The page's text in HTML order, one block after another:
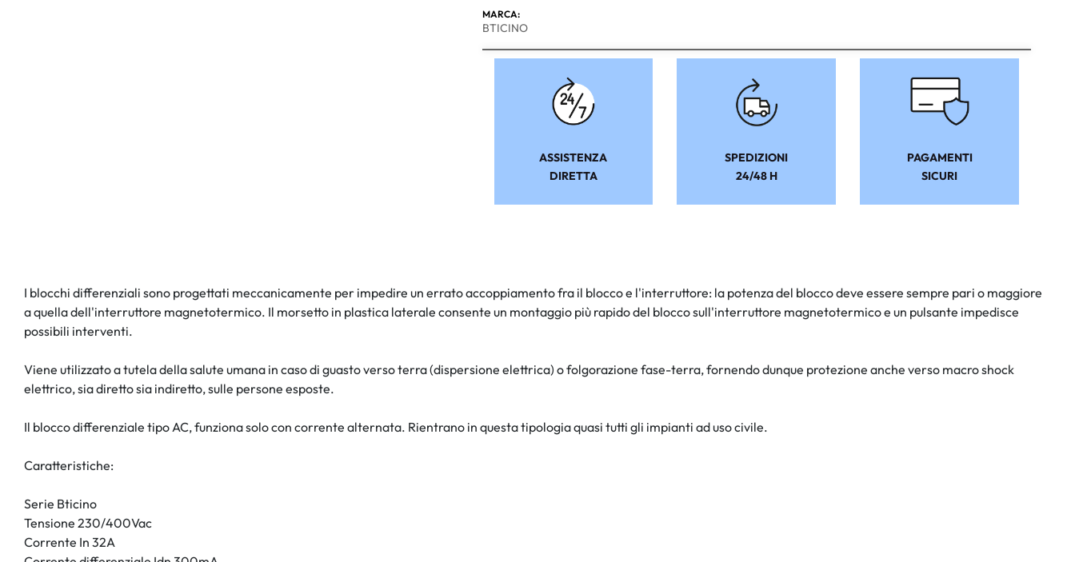
MARCA:
BTICINO
ASSISTENZA
DIRETTA
SPEDIZIONI
24/48 H
PAGAMENTI
SICURI
I blocchi differenziali sono progettati meccanicamente per impedire un errato accoppiamento fra il blocco e l'interruttore: la potenza del blocco deve essere sempre pari o maggiore
a quella dell'interruttore magnetotermico. Il morsetto in plastica laterale consente un montaggio più rapido del blocco sull'interruttore magnetotermico e un pulsante impedisce
possibili interventi.
Viene utilizzato a tutela della salute umana in caso di guasto verso terra (dispersione elettrica) o folgorazione fase-terra, fornendo dunque protezione anche verso macro shock
elettrico, sia diretto sia indiretto, sulle persone esposte.
Il blocco differenziale tipo AC, funziona solo con corrente alternata. Rientrano in questa tipologia quasi tutti gli impianti ad uso civile.
Caratteristiche:
Serie Bticino
Tensione 230/400Vac
Corrente In 32A